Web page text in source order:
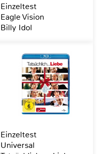
Einzeltest
Eagle Vision
Billy Idol
Einzeltest
Universal